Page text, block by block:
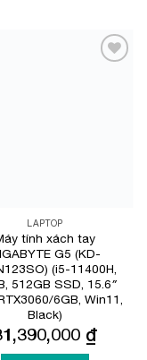
LAPTOP
tính xách tay
G5 (KD-
(i5-11400H,
512GB SSD, 15.6″
6GB, Win11,
Black)
₫